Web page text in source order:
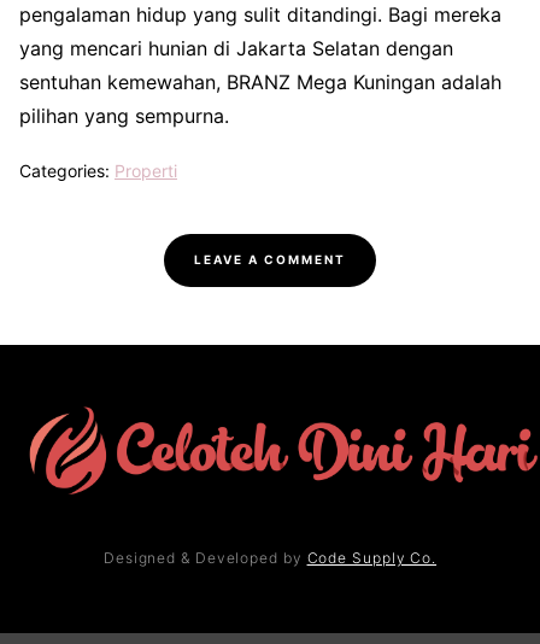
pengalaman hidup yang sulit ditandingi. Bagi mereka
yang mencari hunian di Jakarta Selatan dengan
sentuhan kemewahan, BRANZ Mega Kuningan adalah
pilihan yang sempurna.
Categories: Properti
LEAVE A COMMENT
Designed & Developed by Code Supply Co.